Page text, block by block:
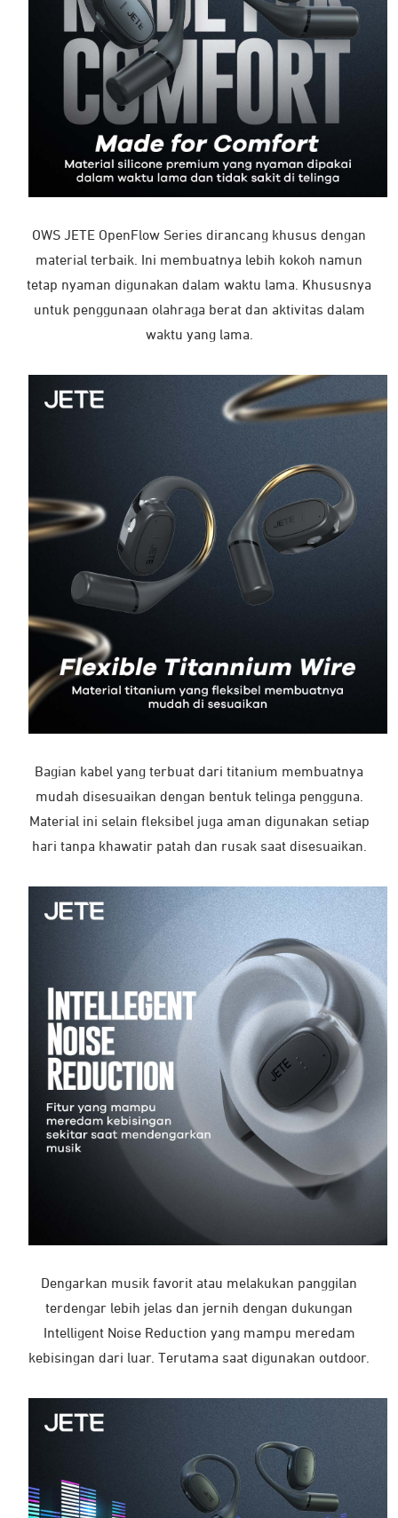
OWS JETE OpenFlow Series dirancang khusus dengan
material terbaik. Ini membuatnya lebih kokoh namun
tetap nyaman digunakan dalam waktu lama. Khususnya
untuk penggunaan olahraga berat dan aktivitas dalam
waktu yang lama.
Bagian kabel yang terbuat dari titanium membuatnya
mudah disesuaikan dengan bentuk telinga pengguna.
Material ini selain fleksibel juga aman digunakan setiap
hari tanpa khawatir patah dan rusak saat disesuaikan.
Dengarkan musik favorit atau melakukan panggilan
terdengar lebih jelas dan jernih dengan dukungan
Intelligent Noise Reduction yang mampu meredam
kebisingan dari luar. Terutama saat digunakan outdoor.